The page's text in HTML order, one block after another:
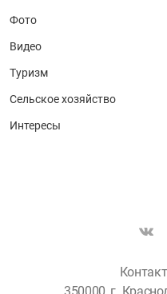
Фото
Видео
Туризм
Сельское хозяйство
Интересы